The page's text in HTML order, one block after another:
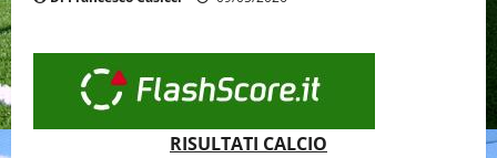
RISULTATI CALCIO